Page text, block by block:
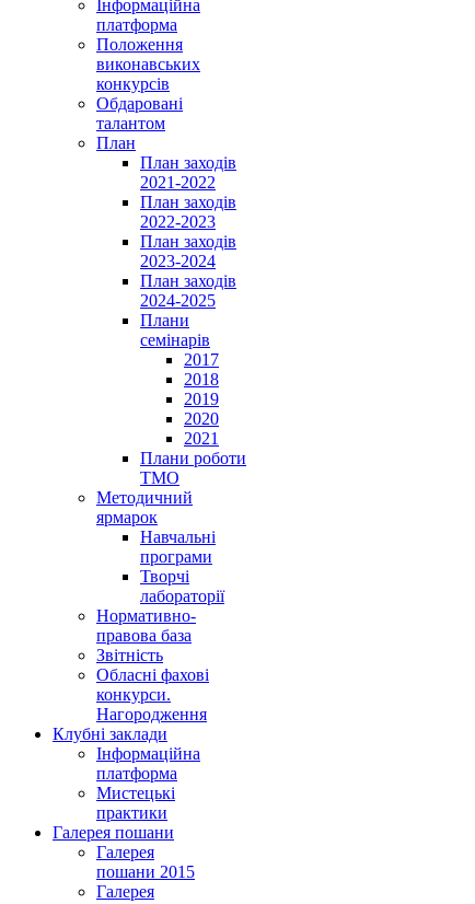
Інформаційна
платформа
Положення
виконавських
конкурсів
Обдаровані
талантом
План
План заходів
2021-2022
План заходів
2022-2023
План заходів
2023-2024
План заходів
2024-2025
Плани
семінарів
2017
2018
2019
2020
2021
Плани роботи
ТМО
Методичний
ярмарок
Навчальні
програми
Творчі
лабораторії
Нормативно-
правова база
Звітність
Обласні фахові
конкурси.
Нагородження
Клубні заклади
Інформаційна
платформа
Мистецькі
практики
Галерея пошани
Галерея
пошани 2015
Галерея